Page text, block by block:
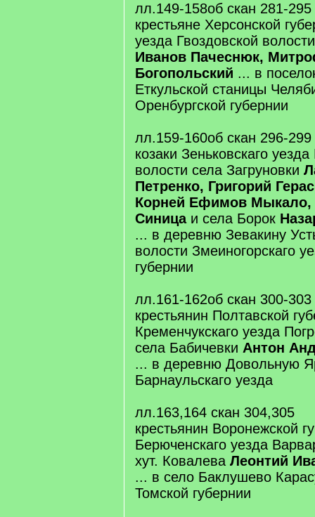
лл.149-158об скан 281-295
крестьяне Херсонской
уезда Гвоздовской
Иванов Пачеснюк,
Богопольский ... в
Еткульской станицы
Оренбургской губернии
лл.159-160об скан 296-299
козаки Зеньковскаго
волости села Загруновки
Петренко, Григорий
Корней Ефимов Мыкало,
Синицаи села Борок
... в деревню Зевакину
волости Змеиногорскаго
губернии
лл.161-162об скан 300-303
крестьянин Полтавской
Кременчукскаго уезда
села Бабичевки Антон
... в деревню Довольную
Барнаульскаго уезда
лл.163,164 скан 304,305
крестьянин Воронежской
Берюченскаго уезда
хут. Ковалева Леонтий
... в село Баклушево
Томской губернии